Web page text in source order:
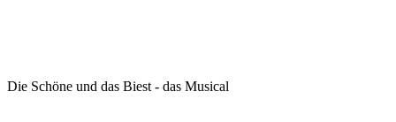
Die Schöne und das Biest - das Musical